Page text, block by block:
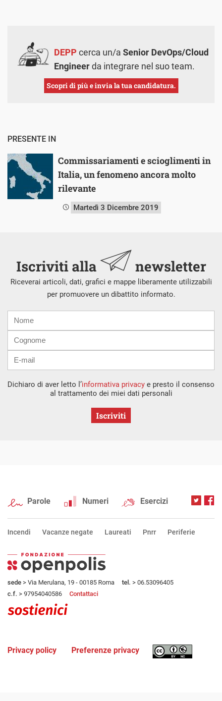
DEPP cerca un/a Senior DevOps/Cloud
Engineerda integrare nel suo team.
Scopri di più e invia la tua candidatura.
PRESENTE IN
Commissariamenti e scioglimenti in
Italia, un fenomeno ancora molto
rilevante
Martedì 3 Dicembre 2019
Iscriviti alla newsletter
Riceverai articoli, dati, grafici e mappe liberamente utilizzabili
per promuovere un dibattito informato.
mail
Dichiaro di aver letto l’informativa privacy e presto il consenso
al trattamento dei miei dati personali
Iscriviti
Parole Numeri Esercizi
Incendi Vacanze negate Laureati Pnrr Periferie
sede > Via Merulana, 19 - 00185 Roma tel. > 06.53096405
c.f. > 97954040586 Contattaci
Privacy policy Preferenze privacy